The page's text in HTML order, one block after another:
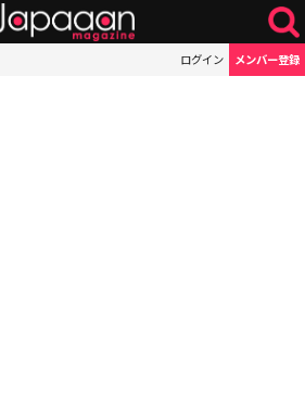
ログイン メンバー登録